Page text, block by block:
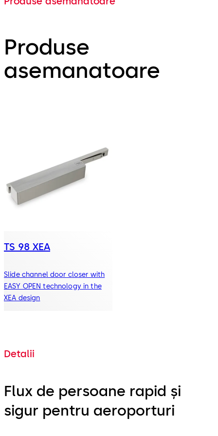
Produse
asemanatoare
TS 98 XEA
Slide channel door closer with
EASY OPEN technology in the
XEA design
Detalii
Flux de persoane rapid și
sigur pentru aeroporturi